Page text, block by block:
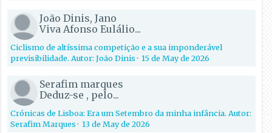
João Dinis, Jano
Viva Afonso Eulálio...
Ciclismo de altíssima competição e a sua imponderável
previsibilidade. Autor: João Dinis·15 de May de 2026
Serafim marques
Deduz-se , pelo...
Crónicas de Lisboa: Era um Setembro da minha infância. Autor:
Serafim Marques·13 de May de 2026